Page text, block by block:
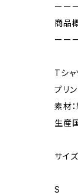
ーー
商品
ーー
Tシャ
プリ
素材
生産
サイズ
S